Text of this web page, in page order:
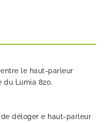
le haut-parleur
du Lumia 820.
déloger e haut-parleur